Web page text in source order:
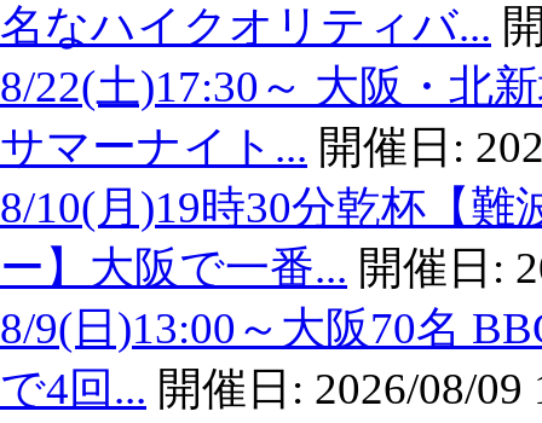
名なハイクオリティバ...
8/22(土)17:30～ 大阪・
サマーナイト... 開催日:
8/10(月)19時30分乾杯【
ー】大阪で一番... 開催日:
8/9(日)13:00～大阪70名
で4回... 開催日: 2026/08/09